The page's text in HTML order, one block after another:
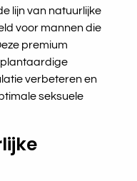
lijn van natuurlijke
voor mannen die
premium
verbeteren en
seksuele